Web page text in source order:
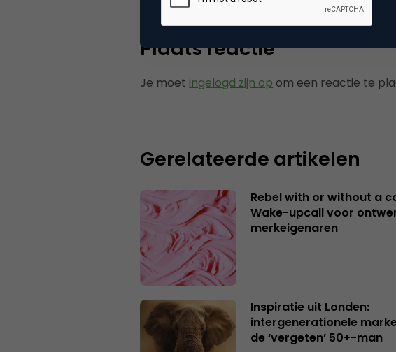
Plaats reactie
Je moet ingelogd zijn op om een reactie te
Gerelateerde artikelen
Rebel with or without a
Wake-upcall voor
merkeigenaren
Inspiratie uit Londen:
intergenerationele
de ‘vergeten’ 50+-man